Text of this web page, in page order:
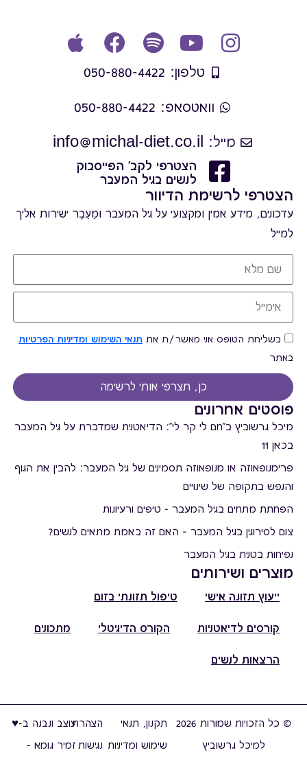
יחידות בינוניות 1 פרוסת לחם קל + כפית
דבש/שוקולד/סילאן חלבה לייט קרמבו 1 יחידה
קטנה 1 יחידה ערגליות 2 יחידות מאפין 1 קטן ארטיק
פריכיות אורז מיני דבש 10 פריכיות אובלטים אפויים
(דפדפים) 30 יחידות בייגלה 1 כוס פרוסת עוגה יבשה
טלפון: 050-880-4422
וואטסאפ: 050-880-4422
מייל: info@michal-diet.co.il
הצטרפי לקב' הפייסבוק
לנשים בגיל המעבר
פוסטים אחרונים
מיכל גרשוביץ ב"חם לי קר לי": הדיאטנית שמדברת על גיל המעבר
בכאן 11
פרימנופאוזה או מנופאוזה תסמינים של גיל המעבר: להבין את הגוף
והנפש בתקופה של שינויים
הפחתת מתחים בגיל המעבר - טיפים ורעיונות
צום לסירוגין בגיל המעבר – האם זה באמת מתאים לנשים?
נפיחות בטנית בגיל המעבר
מוצרים ושירותים
ייעוץ תזונה אישי טיפול תזונתי בזום
קורסים לדיאטניות הקורס הדיגיטלי מתכונים
הרצאות לנשים
הצטרפי לרשימת הדיוור
עדכונים, מידע אמין ומקצועי על גיל המעבר וּמֵעֵבֶר ישירות אליך
למייל
בשליחת הטופס אני מאשר/ת את תנאי השימוש ומדיניות הפרטיות
באתר
כן, תצרפי אותי לרשימה
© כל הזכויות שמורות 2026
למיכל גרשוביץ
תקנון, תנאי
שימוש ומדיניות
הצהרת
נגישות
עוצב ונבנה ב-♥︎
זמיר גומא -